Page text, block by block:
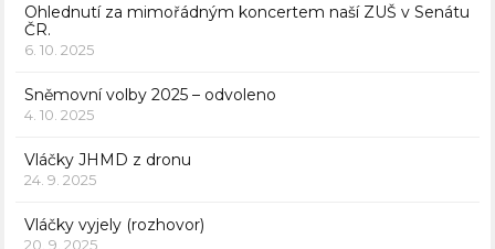
Ohlednutí za mimořádným koncertem naší ZUŠ v Senátu
ČR.
6. 10. 2025
Sněmovní volby 2025 – odvoleno
4. 10. 2025
Vláčky JHMD z dronu
24. 9. 2025
Vláčky vyjely (rozhovor)
20. 9. 2025